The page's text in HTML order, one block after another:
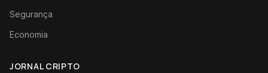
Segurança
Economia
JORNAL CRIPTO